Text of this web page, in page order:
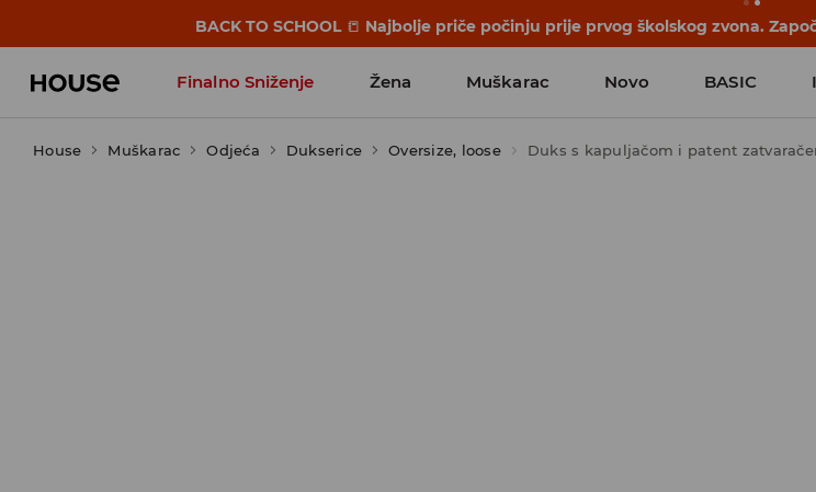
BACK TO SCHOOL 📒 Najbolje priče počinju prije prvog školskog zvona.
Finalno Sniženje Žena Muškarac Novo BASIC
House Muškarac Odjeća Dukserice Oversize, loose Duks s kapuljačom i patent